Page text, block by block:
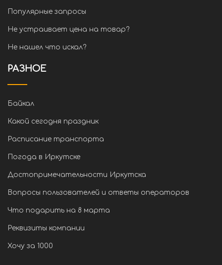
Популярные запросы
Не устраивает цена на товар?
Не нашел что искал?
РАЗНОЕ
Байкал
Какой сегодня праздник
Расписание транспорта
Погода в Иркутске
Достопримечательности Иркутска
Вопросы пользователей и ответы операторов
Что подарить на 8 марта
Реквизиты компании
Хочу за 1000